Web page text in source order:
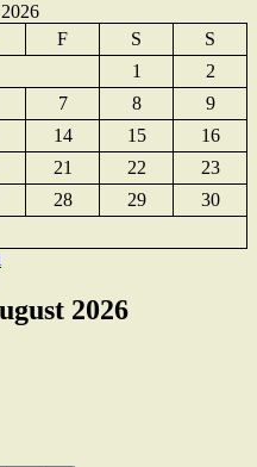
F S
S
1
2
7 8
9
14 15
16
21 22
23
28 29
30
2026